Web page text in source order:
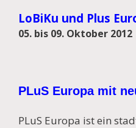
LoBiKu und Plus
05. bis 09. Oktober 2012
PLuS Europa mit
PLuS Europa ist ein